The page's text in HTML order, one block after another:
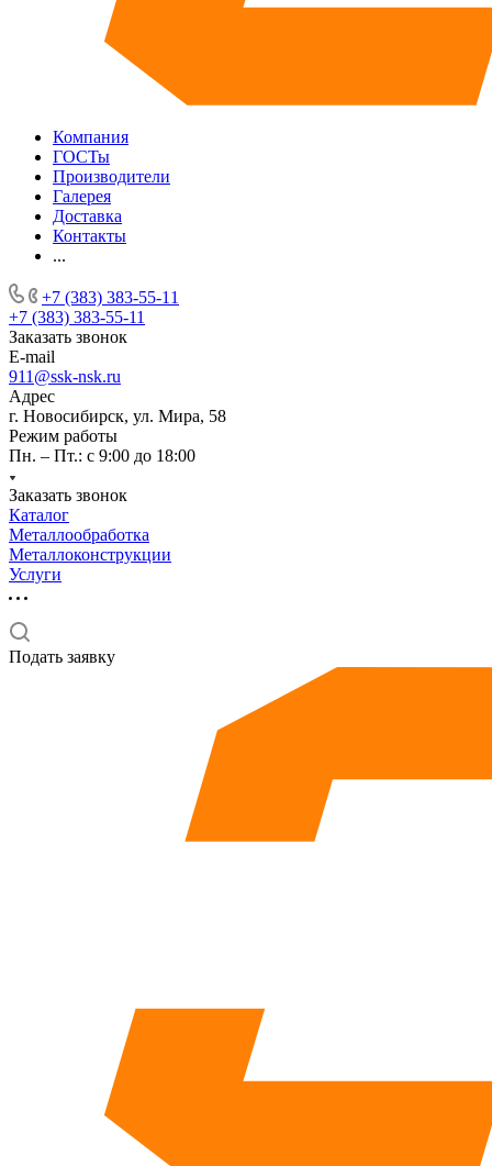
Компания
ГОСТы
Производители
Галерея
Доставка
Контакты
...
+7 (383) 383-55-11
+7 (383) 383-55-11
Заказать звонок
E-mail
911@ssk-nsk.ru
Адрес
г. Новосибирск, ул. Мира, 58
Режим работы
Пн. – Пт.: с 9:00 до 18:00
Заказать звонок
Каталог
Металлообработка
Металлоконструкции
Услуги
Подать заявку